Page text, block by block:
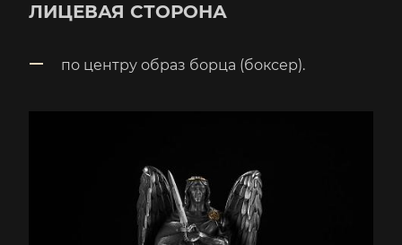
ЛИЦЕВАЯ СТОРОНА
по центру образ борца (боксер).